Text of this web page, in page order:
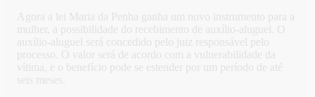
Agora a lei Maria da Penha ganha um novo instrumento para a
mulher, a possibilidade do recebimento de auxílio-aluguel. O
auxílio-aluguel será concedido pelo juiz responsável pelo
processo. O valor será de acordo com a vulnerabilidade da
vítima, e o benefício pode se estender por um período de até
seis meses.